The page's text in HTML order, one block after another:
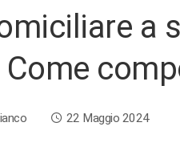
a
22 Maggio 2024